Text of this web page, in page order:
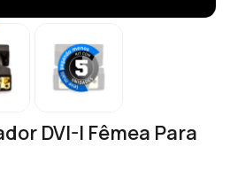
DVI-I Fêmea Para